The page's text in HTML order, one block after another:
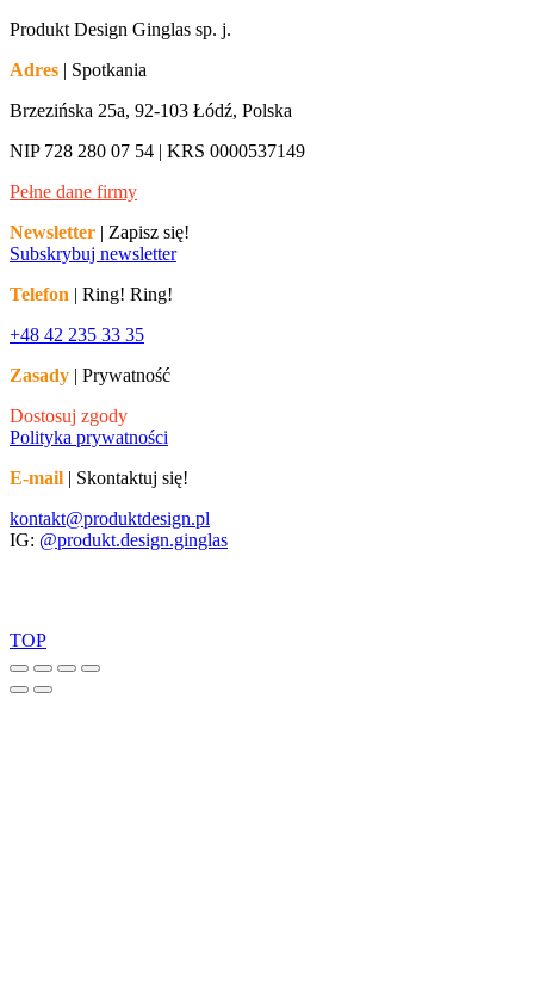
Produkt Design Ginglas sp. j.
Adres | Spotkania
Brzezińska 25a, 92-103 Łódź, Polska
NIP 728 280 07 54 | KRS 0000537149
Pełne dane firmy
Newsletter | Zapisz się!
Subskrybuj newsletter
Telefon | Ring! Ring!
+48 42 235 33 35
Zasady | Prywatność
Dostosuj zgody
Polityka prywatności
E-mail | Skontaktuj się!
kontakt@produktdesign.pl
IG: @produkt.design.ginglas
TOP